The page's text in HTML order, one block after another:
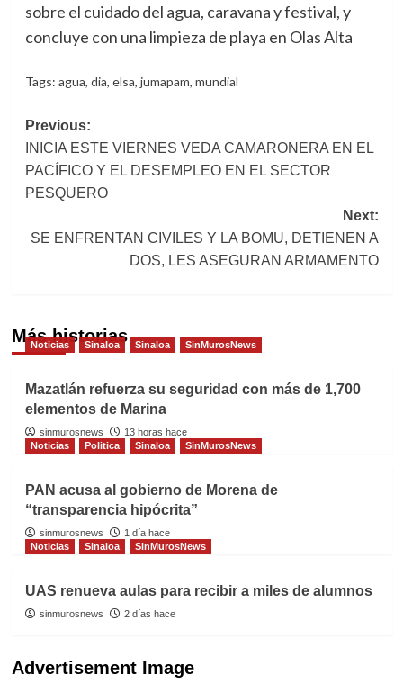
sobre el cuidado del agua, caravana y festival, y
concluye con una limpieza de playa en Olas Alta
Tags: agua, dia, elsa, jumapam, mundial
Post
navigation
Previous:
INICIA ESTE VIERNES VEDA CAMARONERA EN EL
PACÍFICO Y EL DESEMPLEO EN EL SECTOR
PESQUERO
Next:
SE ENFRENTAN CIVILES Y LA BOMU, DETIENEN A
DOS, LES ASEGURAN ARMAMENTO
Más historias
Noticias Sinaloa Sinaloa SinMurosNews
Mazatlán refuerza su seguridad con más de 1,700
elementos de Marina
sinmurosnews
13 horas hace
Noticias
Politica Sinaloa SinMurosNews
PAN acusa al gobierno de Morena de
“transparencia hipócrita”
sinmurosnews
1 día hace
Noticias
Sinaloa SinMurosNews
UAS renueva aulas para recibir a miles de alumnos
sinmurosnews 2 días hace
Advertisement Image